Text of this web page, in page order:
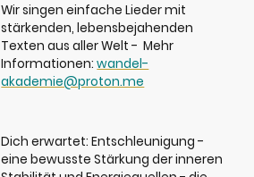
Wir singen einfache Lieder mit
stärkenden, lebensbejahenden
Texten aus aller Welt - Mehr
Informationen:wandel-
akademie@proton.me
Dich erwartet: Entschleunigung -
eine bewusste Stärkung der inneren